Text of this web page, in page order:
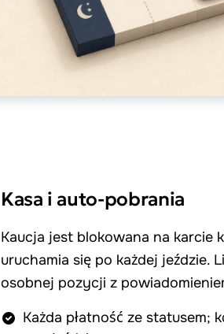
Kasa i auto-pobrania
Kaucja jest blokowana na karcie
uruchamia się po każdej jeździe.
osobnej pozycji z
Każda płatność ze statusem;